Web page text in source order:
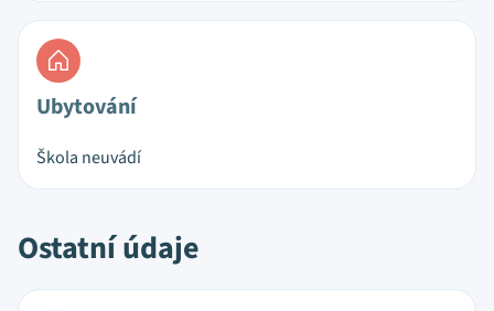
Ubytování
Škola neuvádí
Ostatní údaje